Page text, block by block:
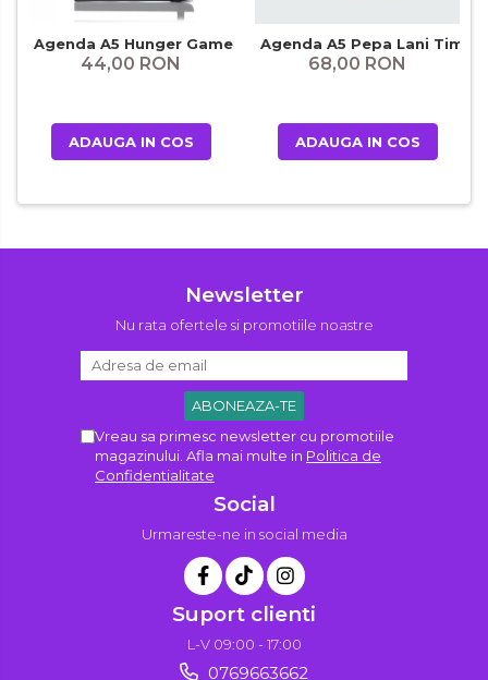
Agenda A5 Hunger Games
44,00 RON
ADAUGA IN COS
Agenda A5 Pepa Lani Time
68,00 RON
ADAUGA IN COS
Newsletter
Nu rata ofertele si promotiile noastre
Vreau sa primesc newsletter cu promotiile
magazinului. Afla mai multe in Politica de
Confidentialitate
Social
Urmareste-ne in social media
Suport clienti
L-V 09:00 - 17:00
0769663662